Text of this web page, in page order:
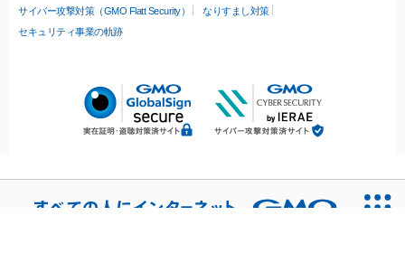
サイバー攻撃対策（GMO Flatt Security）
なりすまし対策
セキュリティ事業の軌跡